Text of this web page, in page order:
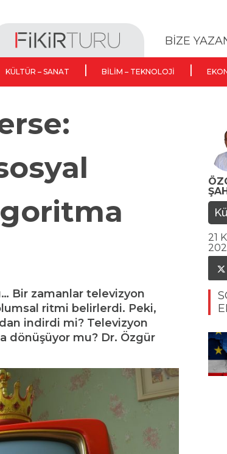
BİZE
KÜLTÜR – SANAT BILIM – TEKNOLOJI
Bir zamanlar televizyon
ritmi belirlerdi. Peki,
indirdi mi? Televizyon
dönüşüyor mu? Dr. Özgür
21